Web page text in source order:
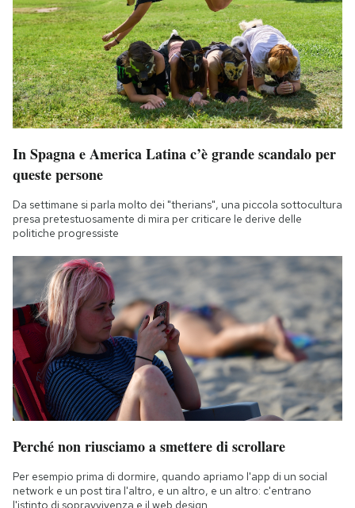
In Spagna e America Latina c’è grande scandalo per
queste persone
Da settimane si parla molto dei "therians", una piccola sottocultura
presa pretestuosamente di mira per criticare le derive delle
politiche progressiste
Perché non riusciamo a smettere di scrollare
Per esempio prima di dormire, quando apriamo l'app di un social
network e un post tira l'altro, e un altro, e un altro: c'entrano
l'istinto di sopravvivenza e il web design